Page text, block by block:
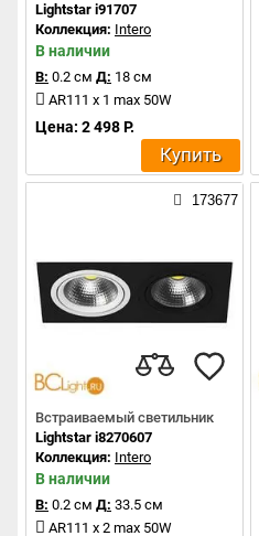
Lightstar i91707
Коллекция: Intero
В наличии
В: 0.2 см Д: 18 см
AR111 x 1 max 50W
Цена: 2 498 Р.
Купить
173677
Встраиваемый светильник
Lightstar i8270607
Коллекция: Intero
В наличии
В: 0.2 см Д: 33.5 см
AR111 x 2 max 50W